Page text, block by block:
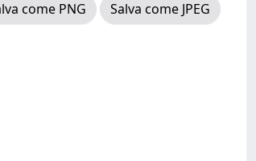
come PNG
Salva come JPEG